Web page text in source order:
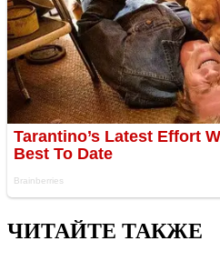
ЧИТАЙТЕ ТАКЖЕ